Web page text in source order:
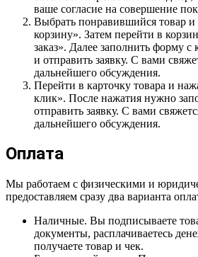
ваше согласие на совершение
Выбрать понравившийся товар
корзину». Затем перейти в
заказ». Далее заполнить форму
и отправить заявку. С вами
дальнейшего обсуждения.
Перейти в карточку товара и
клик». После нажатия нужно
отправить заявку. С вами
дальнейшего обсуждения.
Оплата
Мы работаем с физическими и
предоставляем сразу два варианта
Наличные. Вы подписываете
документы, расплачиваетесь
получаете товар и чек.